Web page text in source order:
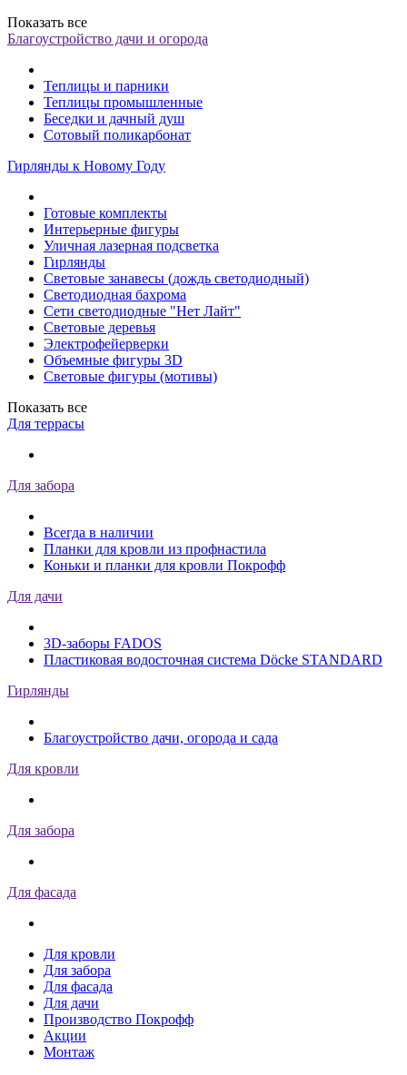
Показать все
Благоустройство дачи и огорода
Теплицы и парники
Теплицы промышленные
Беседки и дачный душ
Сотовый поликарбонат
Гирлянды к Новому Году
Готовые комплекты
Интерьерные фигуры
Уличная лазерная подсветка
Гирлянды
Световые занавесы (дождь светодиодный)
Светодиодная бахрома
Сети светодиодные "Нет Лайт"
Световые деревья
Электрофейерверки
Объемные фигуры 3D
Световые фигуры (мотивы)
Показать все
Для террасы
Для забора
Всегда в наличии
Планки для кровли из профнастила
Коньки и планки для кровли Покрофф
Для дачи
3D-заборы FADOS
Пластиковая водосточная система Döcke STANDARD
Гирлянды
Благоустройство дачи, огорода и сада
Для кровли
Для забора
Для фасада
Для кровли
Для забора
Для фасада
Для дачи
Производство Покрофф
Акции
Монтаж